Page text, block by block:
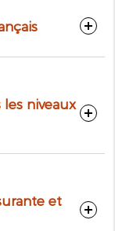
niveaux
et